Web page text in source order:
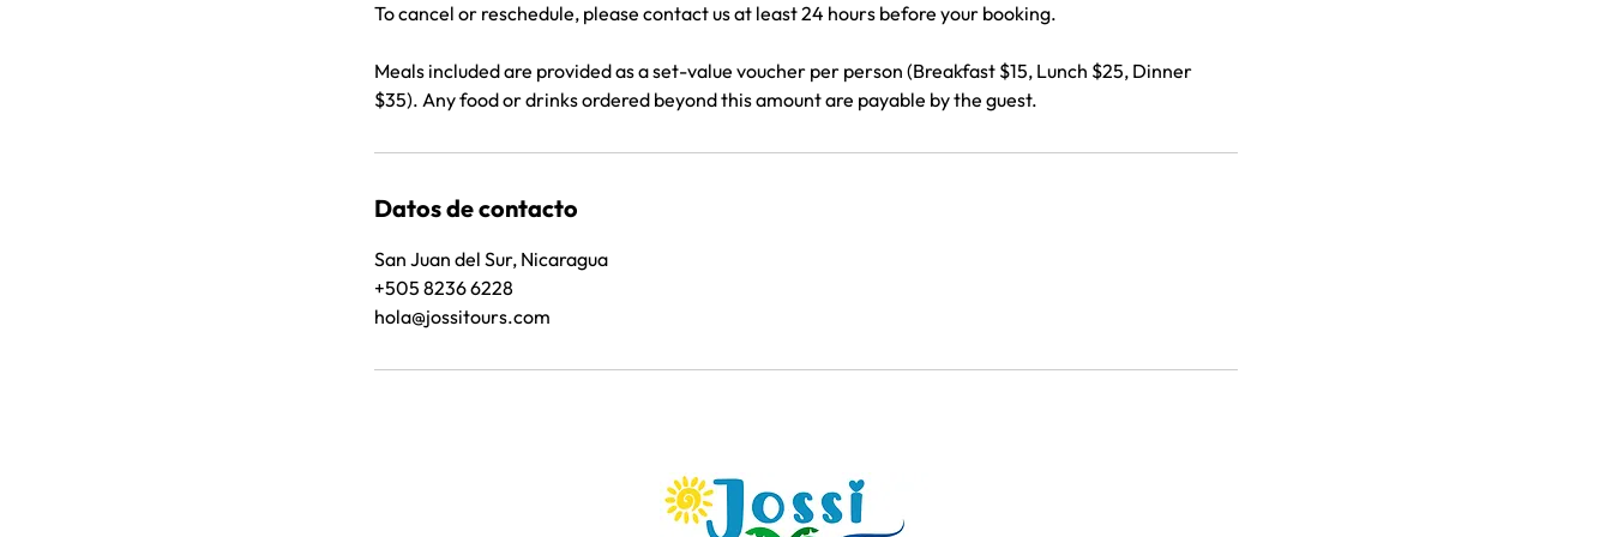
To cancel or reschedule, please contact us at least 24 hours before your booking.
Meals included are provided as a set-value voucher per person (Breakfast $15, Lunch $25, Dinner
$35). Any food or drinks ordered beyond this amount are payable by the guest.
Datos de contacto
San Juan del Sur, Nicaragua
+505 8236 6228
hola@jossitours.com